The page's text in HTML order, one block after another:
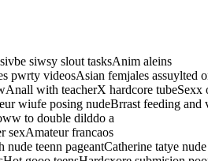
siwsy slout tasksAnim aleins
pwrty videosAsian femjales assuylted
with teacherX hardcore
wiufe posing nudeBrrast feeding
to double dilddo a
sexAmateur francaos
nude teenn pageantCatherine tatye